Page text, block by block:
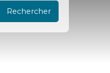
Rechercher